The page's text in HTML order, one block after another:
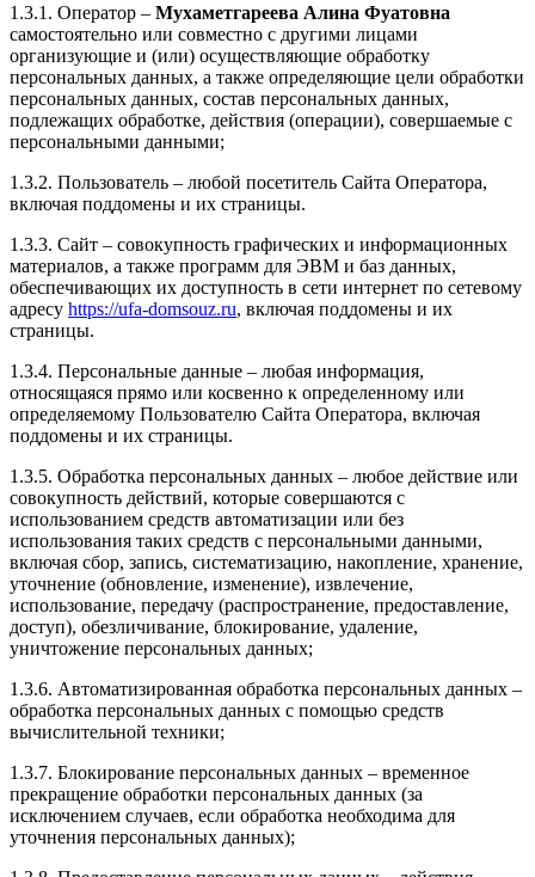
1.3.1. Оператор – Мухаметгареева Алина Фуатовна
самостоятельно или совместно с другими лицами
организующие и (или) осуществляющие обработку
персональных данных, а также определяющие цели обработки
персональных данных, состав персональных данных,
подлежащих обработке, действия (операции), совершаемые с
персональными данными;
1.3.2. Пользователь – любой посетитель Сайта Оператора,
включая поддомены и их страницы.
1.3.3. Сайт – совокупность графических и информационных
материалов, а также программ для ЭВМ и баз данных,
обеспечивающих их доступность в сети интернет по сетевому
адресу https://ufa-domsouz.ru, включая поддомены и их
страницы.
1.3.4. Персональные данные – любая информация,
относящаяся прямо или косвенно к определенному или
определяемому Пользователю Сайта Оператора, включая
поддомены и их страницы.
1.3.5. Обработка персональных данных – любое действие или
совокупность действий, которые совершаются с
использованием средств автоматизации или без
использования таких средств с персональными данными,
включая сбор, запись, систематизацию, накопление, хранение,
уточнение (обновление, изменение), извлечение,
использование, передачу (распространение, предоставление,
доступ), обезличивание, блокирование, удаление,
уничтожение персональных данных;
1.3.6. Автоматизированная обработка персональных данных –
обработка персональных данных с помощью средств
вычислительной техники;
1.3.7. Блокирование персональных данных – временное
прекращение обработки персональных данных (за
исключением случаев, если обработка необходима для
уточнения персональных данных);